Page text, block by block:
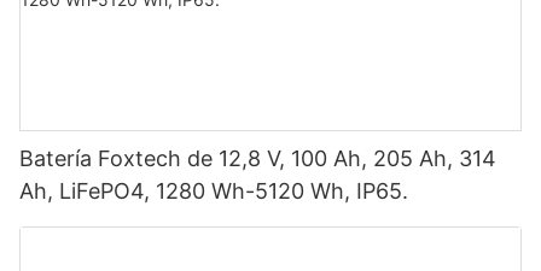
Batería Foxtech de 12,8 V, 100 Ah, 205 Ah, 314
Ah, LiFePO4, 1280 Wh-5120 Wh, IP65.